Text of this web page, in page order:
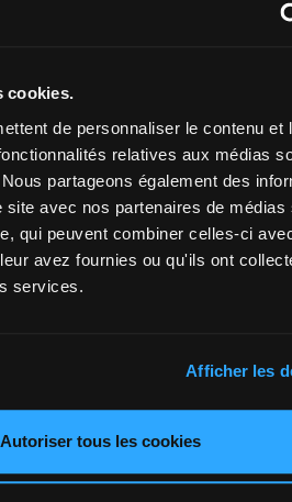
cookies.
de personnaliser le contenu et
relatives aux médias
partageons également des
site avec nos partenaires de médias
qui peuvent combiner celles-ci
avez fournies ou qu'ils ont
services.
Afficher les
Autoriser tous les cookies
1'14"4
€19,250
1'14"3
€19,490
8a 0a (24)
0a 7a 5a Da